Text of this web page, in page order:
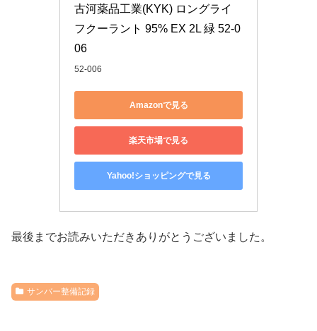
古河薬品工業(KYK) ロングライ
フクーラント 95% EX 2L 緑 52-0
06
52-006
Amazonで見る
楽天市場で見る
Yahoo!ショッピングで見る
最後までお読みいただきありがとうございました。
サンバー整備記録